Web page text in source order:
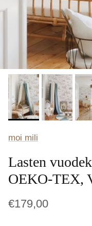
moi mili
Lasten
OEKO-TEX,
€179,00